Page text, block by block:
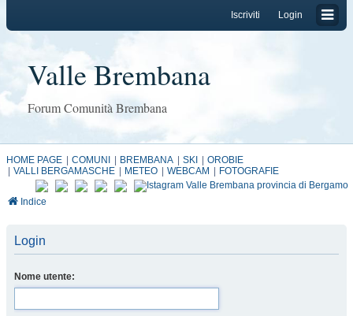
Login
Iscriviti
Valle Brembana
Forum Comunità Brembana
HOME PAGE COMUNI BREMBANA SKI
OROBIE
VALLI BERGAMASCHE
METEO WEBCAM FOTOGRAFIE
Indice
Login
Nome utente: